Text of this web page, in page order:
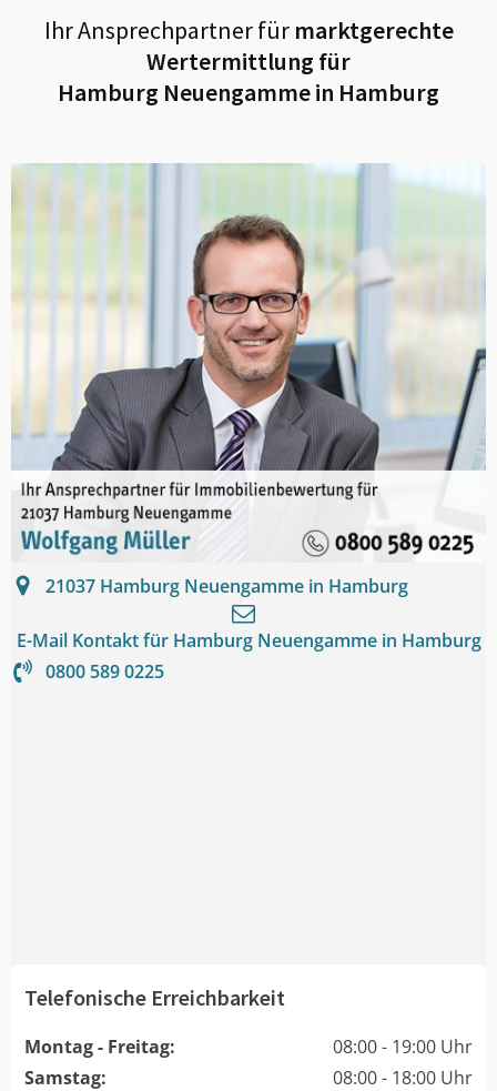
Ihr Ansprechpartner fürmarktgerechte
Wertermittlung für
Hamburg Neuengamme in Hamburg
21037 Hamburg Neuengamme in Hamburg
E-Mail Kontakt für Hamburg Neuengamme in Hamburg
0800 589 0225
Telefonische Erreichbarkeit
Montag - Freitag:
08:00 - 19:00 Uhr
Samstag:
08:00 - 18:00 Uhr